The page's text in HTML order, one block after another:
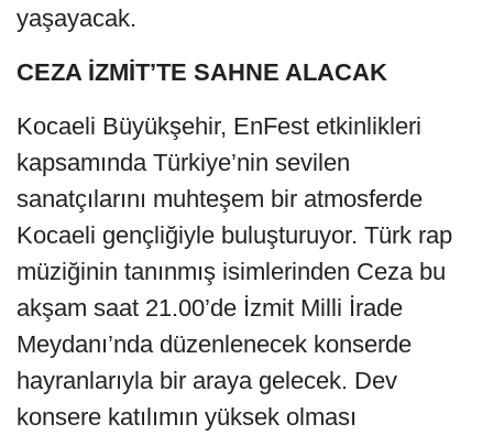
yaşayacak.
CEZA İZMİT’TE SAHNE ALACAK
Kocaeli Büyükşehir, EnFest etkinlikleri
kapsamında Türkiye’nin sevilen
sanatçılarını muhteşem bir atmosferde
Kocaeli gençliğiyle buluşturuyor. Türk rap
müziğinin tanınmış isimlerinden Ceza bu
akşam saat 21.00’de İzmit Milli İrade
Meydanı’nda düzenlenecek konserde
hayranlarıyla bir araya gelecek. Dev
konsere katılımın yüksek olması